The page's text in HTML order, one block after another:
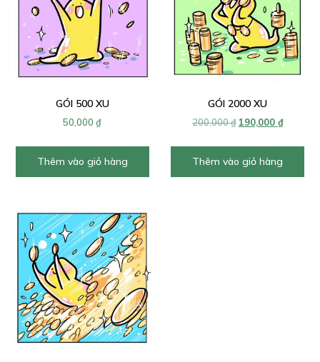
GÓI 500 XU
50,000₫
Thêm vào giỏ hàng
GÓI 2000 XU
200,000₫ Giá
là:
200,000 ₫.
190,000 ₫Giá
tại
190,000
Thêm vào giỏ hàng